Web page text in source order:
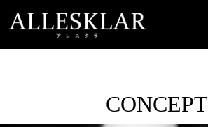
CONCEPT